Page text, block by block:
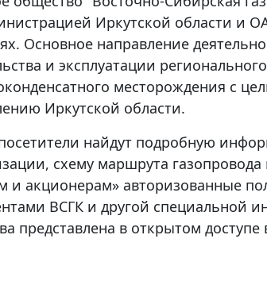
Иркутской области и
Основное направление
и эксплуатации
месторождения с
Иркутской области.
найдут подробную
схему маршрута
и акционерам» авторизованные
ВСГК и другой специальной
представлена в открытом доступе